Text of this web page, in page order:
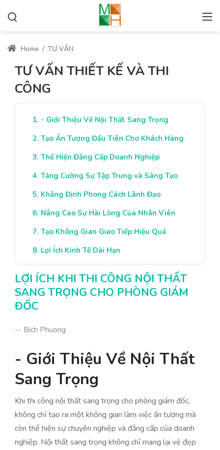
Home / TƯ VẤN
TƯ VẤN THIẾT KẾ VÀ THI
CÔNG
- Giới Thiệu Về Nội Thất Sang Trọng
Tạo Ấn Tượng Đầu Tiên Cho Khách Hàng
Thể Hiện Đẳng Cấp Doanh Nghiệp
Tăng Cường Sự Tập Trung và Sáng Tạo
Khẳng Định Phong Cách Lãnh Đạo
Nâng Cao Sự Hài Lòng Của Nhân Viên
Tạo Không Gian Giao Tiếp Hiệu Quả
Lợi Ích Kinh Tế Dài Hạn
LỢI ÍCH KHI THI CÔNG NỘI THẤT
SANG TRỌNG CHO PHÒNG GIÁM
ĐỐC
-- Bich Phuong
- Giới Thiệu Về Nội Thất
Sang Trọng
Khi thi công nội thất sang trọng cho phòng giám đốc,
không chỉ tạo ra một không gian làm việc ấn tượng mà
còn thể hiện sự chuyên nghiệp và đẳng cấp của doanh
nghiệp. Nội thất sang trọng không chỉ mang lại vẻ đẹp